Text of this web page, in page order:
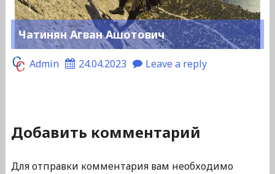
Чатинян Агван Ашотович
Admin 24.04.2023 Leave a reply
Добавить комментарий
Для отправки комментария вам необходимо